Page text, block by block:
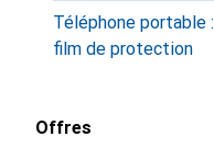
Téléphone portable :
film de protection
Offres